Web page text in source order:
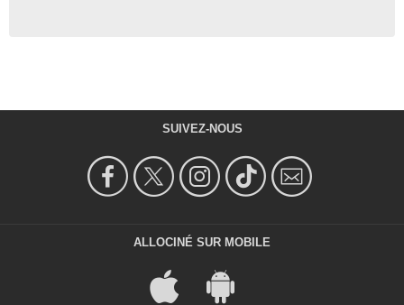
SUIVEZ-NOUS
ALLOCINÉ SUR MOBILE